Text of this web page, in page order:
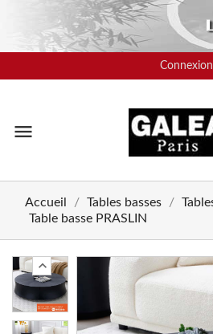
Connexion
menu
Accueil Tables basses
Table basse PRASLIN
chevron_left